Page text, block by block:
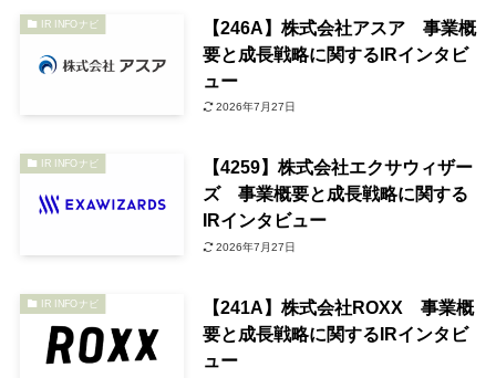
IR INFOナビ
【246A】株式会社アスア 事業概
要と成長戦略に関するIRインタビ
ュー
2026年7月27日
IR INFOナビ
【4259】株式会社エクサウィザー
ズ 事業概要と成長戦略に関する
IRインタビュー
2026年7月27日
IR INFOナビ
【241A】株式会社ROXX 事業概
要と成長戦略に関するIRインタビ
ュー